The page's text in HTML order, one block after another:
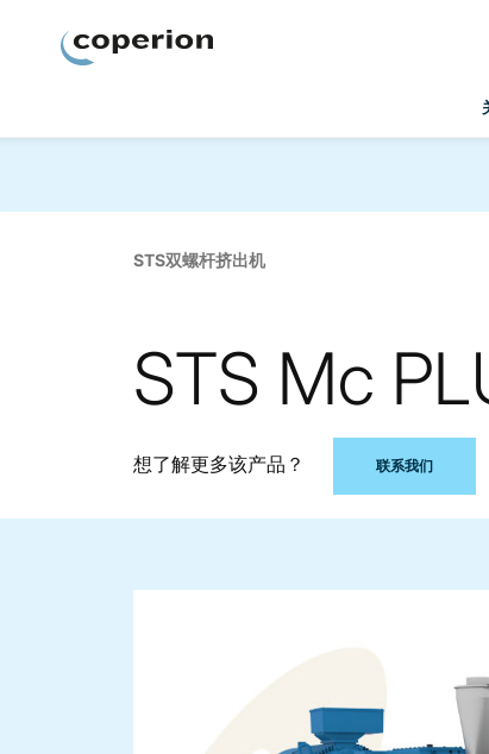
STS双螺杆挤出机
STS Mc
想了解更多该产品？ 联系我们